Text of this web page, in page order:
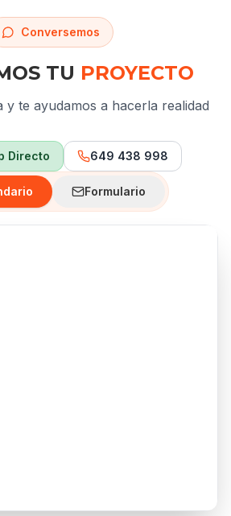
Conversemos
TU PROYECTO
y te ayudamos a hacerla realidad
Formulario
Directo 649 438 998